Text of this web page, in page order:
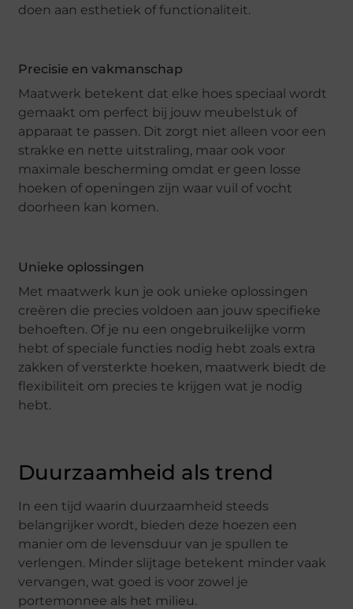
doen aan esthetiek of functionaliteit.
Precisie en vakmanschap
Maatwerk betekent dat elke hoes speciaal wordt
gemaakt om perfect bij jouw meubelstuk of
apparaat te passen. Dit zorgt niet alleen voor een
strakke en nette uitstraling, maar ook voor
maximale bescherming omdat er geen losse
hoeken of openingen zijn waar vuil of vocht
doorheen kan komen.
Unieke oplossingen
Met maatwerk kun je ook unieke oplossingen
creëren die precies voldoen aan jouw specifieke
behoeften. Of je nu een ongebruikelijke vorm
hebt of speciale functies nodig hebt zoals extra
zakken of versterkte hoeken, maatwerk biedt de
flexibiliteit om precies te krijgen wat je nodig
hebt.
Duurzaamheid als trend
In een tijd waarin duurzaamheid steeds
belangrijker wordt, bieden deze hoezen een
manier om de levensduur van je spullen te
verlengen. Minder slijtage betekent minder vaak
vervangen, wat goed is voor zowel je
portemonnee als het milieu.